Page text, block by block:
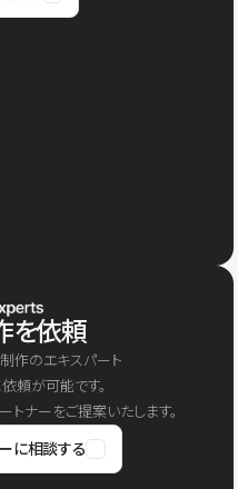
を依頼
作のエキスパート
頼が可能です。
ナーをご提案いたします。
に相談する